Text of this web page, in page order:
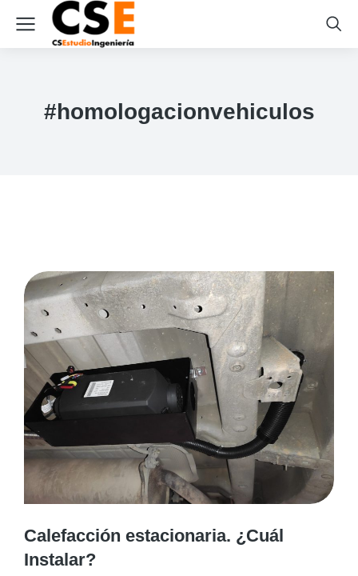
#homologacionvehiculos
Calefacción estacionaria. ¿Cuál
Instalar?